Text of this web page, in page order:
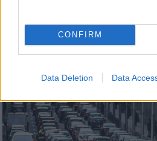
CONFIRM
Data Deletion Data